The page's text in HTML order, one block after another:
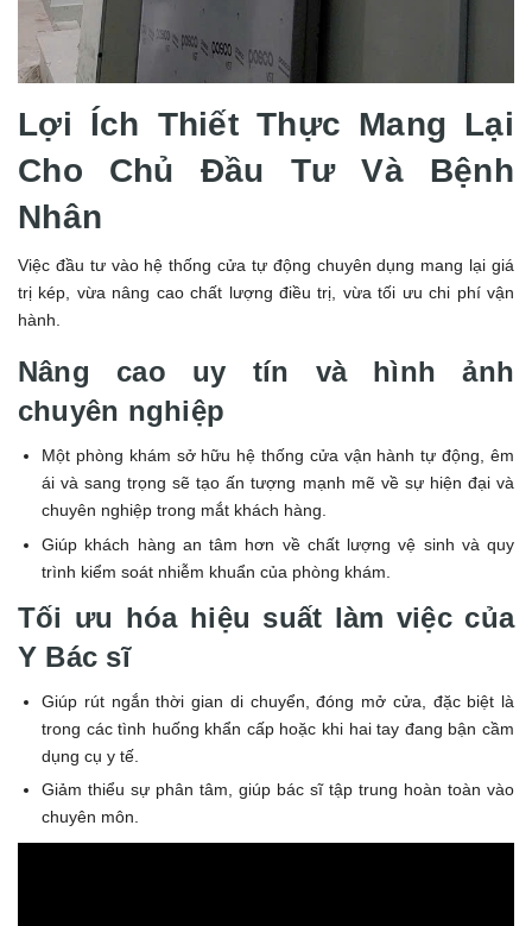
Lợi Ích Thiết Thực Mang Lại
Cho Chủ Đầu Tư Và Bệnh
Nhân
Việc đầu tư vào hệ thống cửa tự động chuyên dụng mang lại giá
trị kép, vừa nâng cao chất lượng điều trị, vừa tối ưu chi phí vận
hành.
Nâng cao uy tín và hình ảnh
chuyên nghiệp
Một phòng khám sở hữu hệ thống cửa vận hành tự động, êm
ái và sang trọng sẽ tạo ấn tượng mạnh mẽ về sự hiện đại và
chuyên nghiệp trong mắt khách hàng.
Giúp khách hàng an tâm hơn về chất lượng vệ sinh và quy
trình kiểm soát nhiễm khuẩn của phòng khám.
Tối ưu hóa hiệu suất làm việc của
Y Bác sĩ
Giúp rút ngắn thời gian di chuyển, đóng mở cửa, đặc biệt là
trong các tình huống khẩn cấp hoặc khi hai tay đang bận cầm
dụng cụ y tế.
Giảm thiểu sự phân tâm, giúp bác sĩ tập trung hoàn toàn vào
chuyên môn.